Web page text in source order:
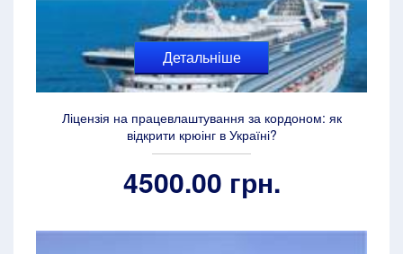
Детальніше
Ліцензія на працевлаштування за кордоном: як
відкрити крюінг в Україні?
4500.00 грн.